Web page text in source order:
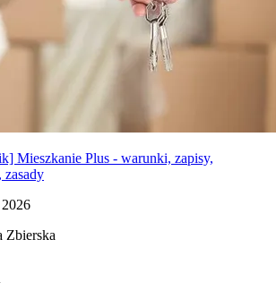
Mieszkanie Plus - warunki, zapisy,
Zbierska